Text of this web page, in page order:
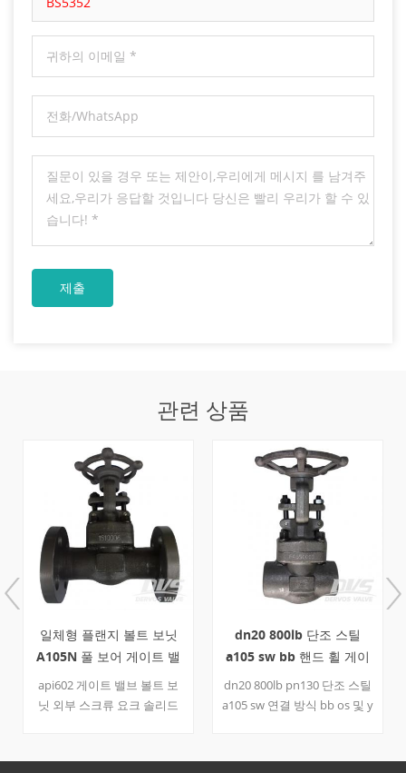
관련 상품
트 보닛
이트 밸
볼트 보
솔리드
1/2 인치
dn20 800lb 단조 스틸
a105 sw bb 핸드 휠 게이
트 밸브 a105
dn20 800lb pn130 단조 스틸
a105 sw 연결 방식 bb os 및 y
8 시트 410 + stl 웨지 420 스
1 인치 800lb 게이
BB OSY SW
1 인치 800lb 게이트
sw 및 핸드 휠 작동이
이트 밸브는 볼트로